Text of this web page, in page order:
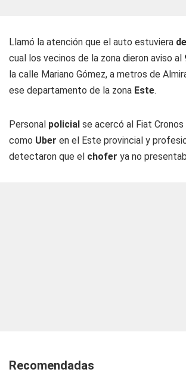
Llamó la atención que el auto estuviera
cual los vecinos de la zona dieron aviso al
la calle Mariano Gómez, a metros de
ese departamento de la zona Este.
Personal policial se acercó al Fiat Cronos
como Uber en el Este provincial y
detectaron que el chofer ya no
Recomendadas